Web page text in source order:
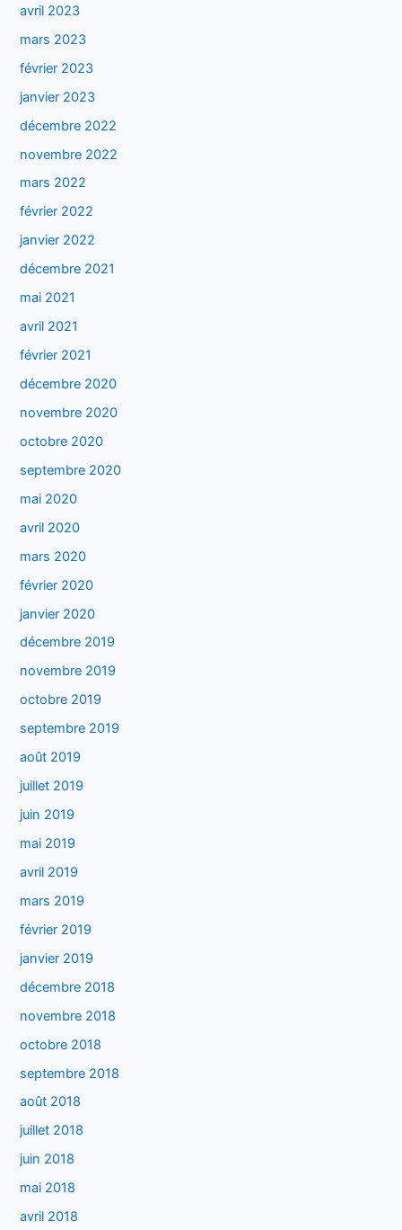
avril 2023
mars 2023
février 2023
janvier 2023
décembre 2022
novembre 2022
mars 2022
février 2022
janvier 2022
décembre 2021
mai 2021
avril 2021
février 2021
décembre 2020
novembre 2020
octobre 2020
septembre 2020
mai 2020
avril 2020
mars 2020
février 2020
janvier 2020
décembre 2019
novembre 2019
octobre 2019
septembre 2019
août 2019
juillet 2019
juin 2019
mai 2019
avril 2019
mars 2019
février 2019
janvier 2019
décembre 2018
novembre 2018
octobre 2018
septembre 2018
août 2018
juillet 2018
juin 2018
mai 2018
avril 2018